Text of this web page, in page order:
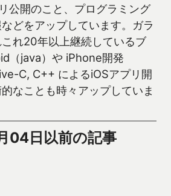
公開のこと、プログラミング
どをアップしています。ガラ
れ20年以上継続しているブ
（java）や iPhone開発
C, C++ によるiOSアプリ開
なことも時々アップしていま
04日以前の記事